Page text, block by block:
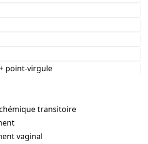
point-virgule
transitoire
vaginal